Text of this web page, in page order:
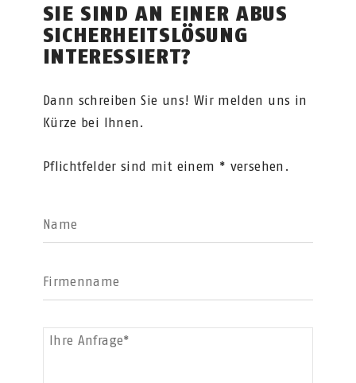
SIE SIND AN EINER ABUS
SICHERHEITSLÖSUNG
INTERESSIERT?
Dann schreiben Sie uns! Wir melden uns in
Kürze bei Ihnen.
Pflichtfelder sind mit einem * versehen.
Name
Firmenname
Ihre Anfrage*